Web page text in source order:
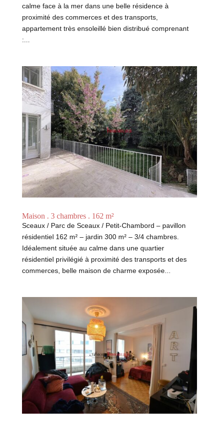
calme face à la mer dans une belle résidence à
proximité des commerces et des transports,
appartement très ensoleillé bien distribué comprenant
:...
Maison . 3 chambres . 162 m²
Sceaux / Parc de Sceaux / Petit-Chambord – pavillon
résidentiel 162 m² – jardin 300 m² – 3/4 chambres.
Idéalement située au calme dans une quartier
résidentiel privilégié à proximité des transports et des
commerces, belle maison de charme exposée...